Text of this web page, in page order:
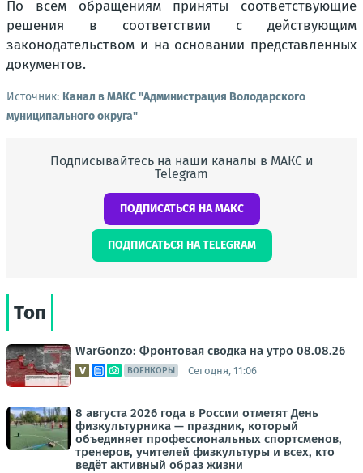
По всем обращениям приняты соответствующие
решения в соответствии с действующим
законодательством и на основании представленных
документов.
Источник: Канал в МАКС "Администрация Володарского
муниципального округа"
Подписывайтесь на наши каналы в МАКС и
Telegram
ПОДПИСАТЬСЯ НА МАКС
ПОДПИСАТЬСЯ НА TELEGRAM
Топ
WarGonzo: Фронтовая сводка на утро 08.08.26
ВОЕНКОРЫ Сегодня, 11:06
8 августа 2026 года в России отметят День
физкультурника — праздник, который
объединяет профессиональных спортсменов,
тренеров, учителей физкультуры и всех, кто
ведёт активный образ жизни